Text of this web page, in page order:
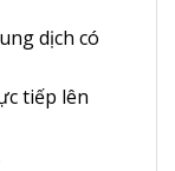
dịch có
tiếp lên